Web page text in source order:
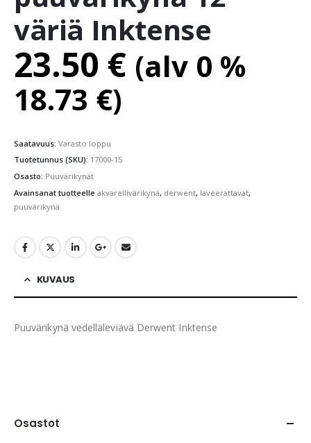
väriä Inktense
23.50 € (alv 0 %
18.73 €)
Saatavuus: Varasto loppu
Tuotetunnus (SKU): 17000-15
Osasto: Puuvärikynät
Avainsanat tuotteelle akvarellivärikynä, derwent, laveerattavat,
puuvärikynä
KUVAUS
Puuvärikynä vedelläleviävä Derwent Inktense
Osastot